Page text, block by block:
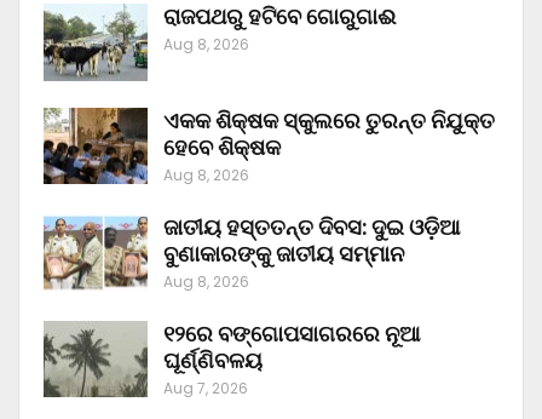
ରାଜପଥରୁ ହଟିବେ ଗୋରୁଗାଈ
Aug 8, 2026
ଏକକ ଶିକ୍ଷକ ସ୍କୁଲରେ ତୁରନ୍ତ ନିଯୁକ୍ତ
ହେବେ ଶିକ୍ଷକ
Aug 8, 2026
ଜାତୀୟ ହସ୍ତତନ୍ତ ଦିବସ: ଦୁଇ ଓଡ଼ିଆ
ବୁଣାକାରଙ୍କୁ ଜାତୀୟ ସମ୍ମାନ
Aug 8, 2026
୧୨ରେ ବଙ୍ଗୋପସାଗରରେ ନୂଆ
ଘୂର୍ଣ୍ଣିବଳୟ
Aug 7, 2026